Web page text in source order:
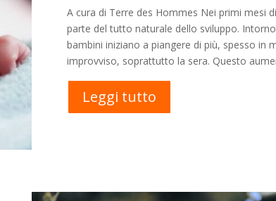
A cura di Terre des Hommes Nei primi mesi
parte del tutto naturale dello sviluppo.
bambini iniziano a piangere di più, spesso in
improvviso, soprattutto la sera. Questo
Leggi tutto